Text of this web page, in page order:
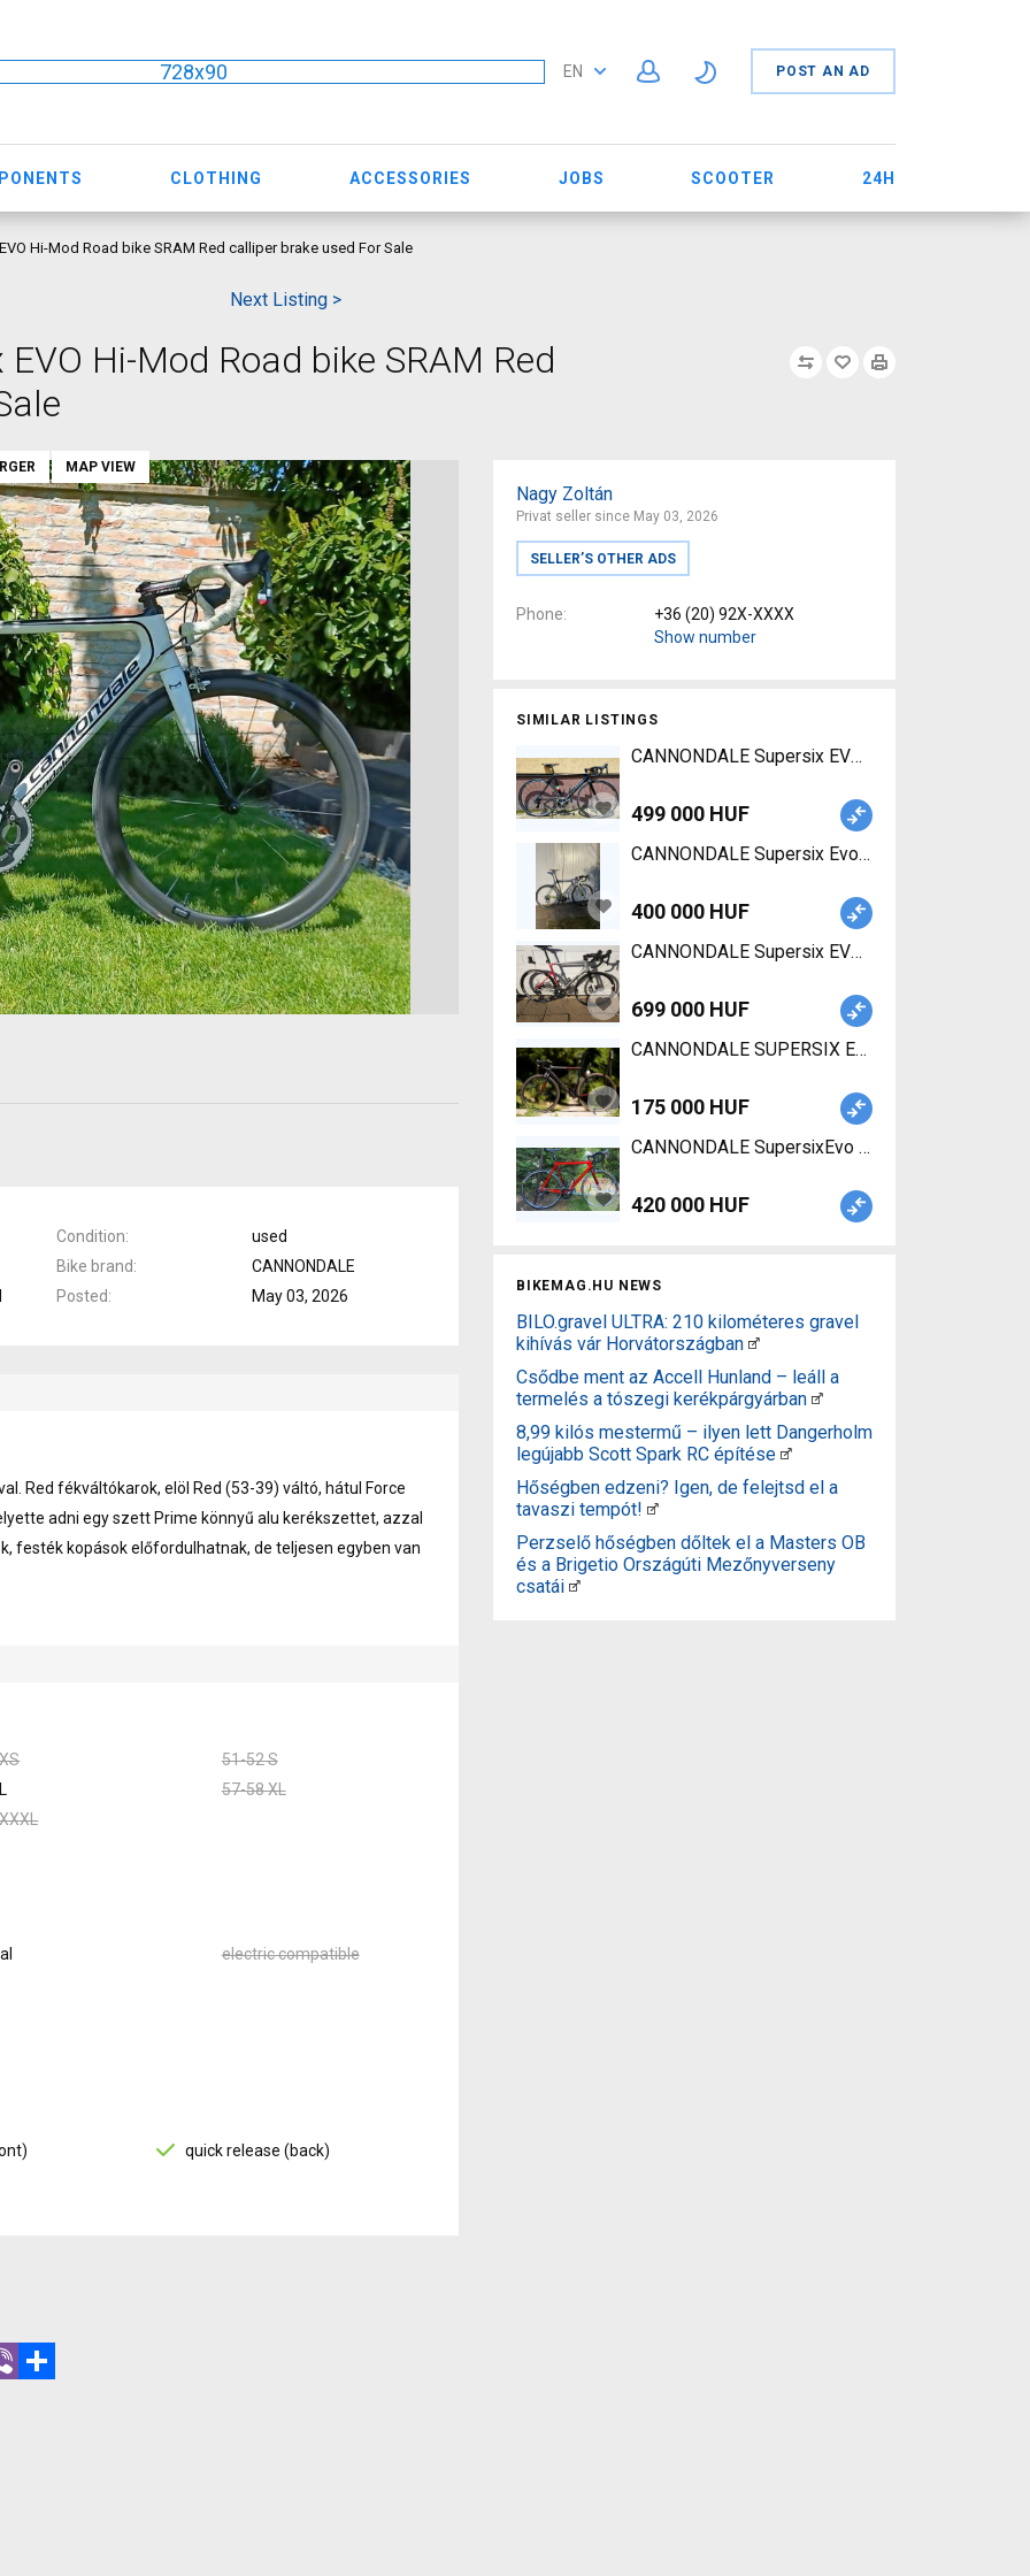
728x90 EN POST AN AD
CLOTHING ACCESSORIES JOBS SCOOTER 24H
Hi-Mod Road bike SRAM Red calliper brake used For Sale
Next Listing >
Hi-Mod Road bike SRAM Red
Nagy Zoltán
Privat seller since May 03, 2026
SELLER’S OTHER ADS
Phone
+36 (20) 92X-XXXX
Show number
SIMILAR LISTINGS
CANNONDALE Supersix EVO HI-MOD 52 Road
499 000 HUF
CANNONDALE Supersix Evo Hi-Mod Road bike
400 000 HUF
CANNONDALE Supersix EVO Road bike
699 000 HUF
CANNONDALE SUPERSIX EVO Road bike
175 000 HUF
CANNONDALE SupersixEvo
420 000 HUF
BIKEMAG.HU NEWS
BILO.gravel ULTRA: 210 kilométeres gravel
kihívás vár Horvátországban
Csődbe ment az Accell Hunland – leáll a
termelés a tószegi kerékpárgyárban
8,99 kilós mestermű – ilyen lett Dangerholm
legújabb Scott Spark RC építése
Hőségben edzeni? Igen, de felejtsd el a
tavaszi tempót!
Perzselő hőségben dőltek el a Masters OB
és a Brigetio Országúti Mezőnyverseny
csatái
MAP VIEW
Condition
used
Bike brand
CANNONDALE
Posted May 03, 2026
Red fékváltókarok, elöl Red (53-39) váltó, hátul Force
adni egy szett Prime könnyű alu kerékszettet, azzal
festék kopások előfordulhatnak, de teljesen egyben van
51-52 S
57-58 XL
electric compatible
quick release (back)
Viber